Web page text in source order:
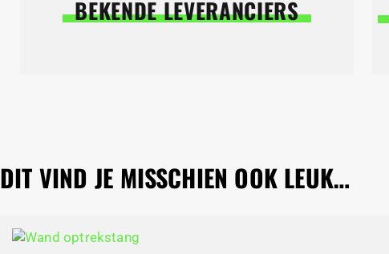
BEKENDE LEVERANCIERS
DIT VIND JE MISSCHIEN OOK LEUK…